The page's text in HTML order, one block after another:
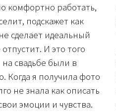
комфортно работать,
подскажет как
сделает идеальный
И это того
на свадьбе были в
Когда я получила фото
не знала как описать
эмоции и чувства.